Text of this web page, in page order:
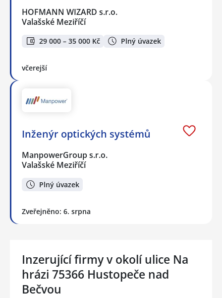
HOFMANN WIZARD s.r.o.
Valašské Meziříčí
29 000 – 35 000 Kč Plný úvazek
včerejší
Inženýr optických systémů
ManpowerGroup s.r.o.
Valašské Meziříčí
Plný úvazek
Zveřejněno: 6. srpna
Inzerující firmy v okolí ulice Na
hrázi 75366 Hustopeče nad
Bečvou